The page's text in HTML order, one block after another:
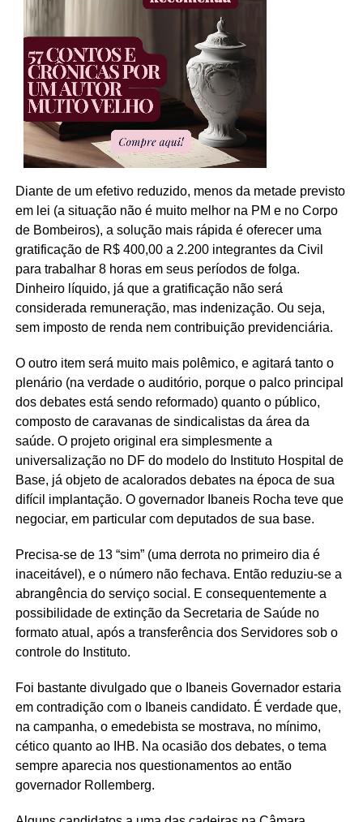
Diante de um efetivo reduzido, menos da metade previsto
em lei (a situação não é muito melhor na PM e no Corpo
de Bombeiros), a solução mais rápida é oferecer uma
gratificação de R$ 400,00 a 2.200 integrantes da Civil
para trabalhar 8 horas em seus períodos de folga.
Dinheiro líquido, já que a gratificação não será
considerada remuneração, mas indenização. Ou seja,
sem imposto de renda nem contribuição previdenciária.
O outro item será muito mais polêmico, e agitará tanto o
plenário (na verdade o auditório, porque o palco principal
dos debates está sendo reformado) quanto o público,
composto de caravanas de sindicalistas da área da
saúde. O projeto original era simplesmente a
universalização no DF do modelo do Instituto Hospital de
Base, já objeto de acalorados debates na época de sua
difícil implantação. O governador Ibaneis Rocha teve que
negociar, em particular com deputados de sua base.
Precisa-se de 13 “sim” (uma derrota no primeiro dia é
inaceitável), e o número não fechava. Então reduziu-se a
abrangência do serviço social. E consequentemente a
possibilidade de extinção da Secretaria de Saúde no
formato atual, após a transferência dos Servidores sob o
controle do Instituto.
Foi bastante divulgado que o Ibaneis Governador estaria
em contradição com o Ibaneis candidato. É verdade que,
na campanha, o emedebista se mostrava, no mínimo,
cético quanto ao IHB. Na ocasião dos debates, o tema
sempre aparecia nos questionamentos ao então
governador Rollemberg.